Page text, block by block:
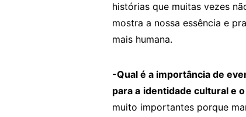
histórias que muitas vezes
mostra a nossa essência e
mais humana.
-Qual é a importância de
para a identidade cultural e
muito importantes porque